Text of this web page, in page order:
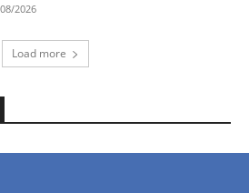
2026
Load more